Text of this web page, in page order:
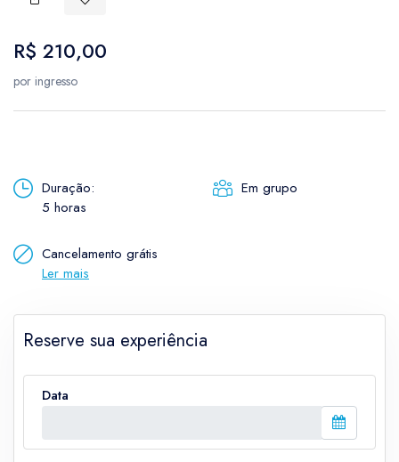
Rural
Etnoturismo
Neve
R$ 210,00
por ingresso
Duração:
5 horas
Em grupo
Cancelamento grátis
Ler mais
Reserve sua experiência
Data
- лв.
Australian dollar
AUD- $